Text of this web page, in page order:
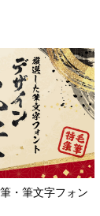
・筆文字フォン